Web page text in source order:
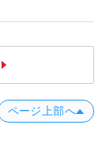
ページ上部へ